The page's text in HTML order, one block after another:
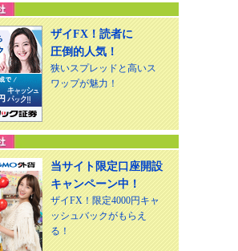
ザイFX！読者に
圧倒的人気！
狭いスプレッドと高いス
ワップが魅力！
当サイト限定口座開設
キャンペーン中！
ザイFX！限定4000円キャ
ッシュバックがもらえ
る！